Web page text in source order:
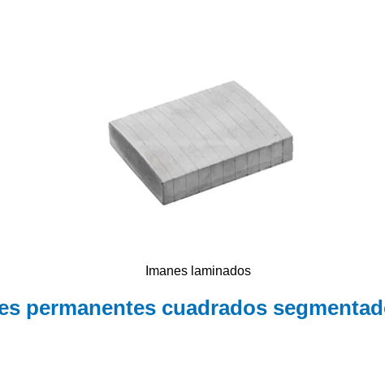
Imanes laminados
permanentes cuadrados